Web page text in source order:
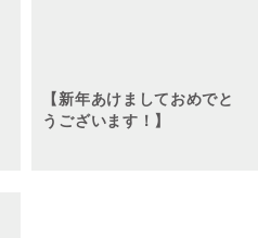
【新年あけましておめでと
うございます！】